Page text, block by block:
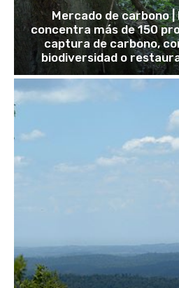
Mercado de carbono
concentra más de 150
captura de carbono,
biodiversidad o